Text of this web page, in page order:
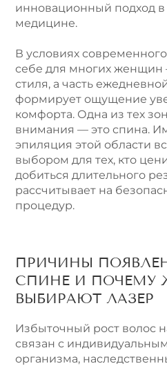
инновационный подход
медицине.
В условиях
себе для многих женщин
стиля, а часть
формирует ощущение
комфорта. Одна из тех
внимания — это спина.
эпиляция этой области
выбором для тех, кто
добиться длительного
рассчитывает на
процедур.
ПРИЧИНЫ
СПИНЕ И
ВЫБИРАЮТ ЛАЗЕР
Избыточный рост волос
связан с
организма,